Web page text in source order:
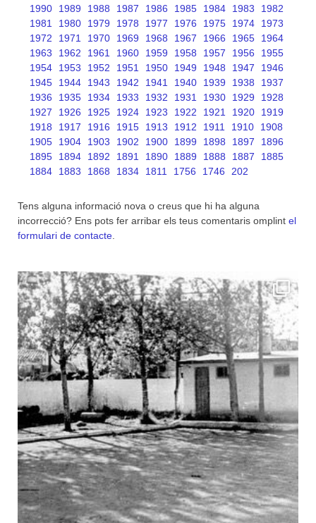
1990
1989 1988 1987 1986 1985 1984 1983
1982
1981
1980 1979 1978 1977 1976 1975 1974
1973
1972
1971 1970 1969 1968 1967 1966 1965
1964
1963
1962 1961 1960 1959 1958 1957 1956
1955
1954
1953 1952 1951 1950 1949 1948 1947
1946
1945
1944 1943 1942 1941 1940 1939 1938
1937
1936
1935 1934 1933 1932 1931 1930 1929
1928
1927
1926 1925 1924 1923 1922 1921 1920
1919
1918
1917 1916 1915 1913 1912 1911 1910
1908
1905
1904 1903 1902 1900 1899 1898 1897
1896
1895
1894 1892 1891 1890 1889 1888 1887
1885
1884
1883 1868 1834 1811 1756 1746 202
Tens alguna informació nova o creus que hi ha alguna
incorrecció? Ens pots fer arribar els teus comentaris omplint el
formulari de contacte